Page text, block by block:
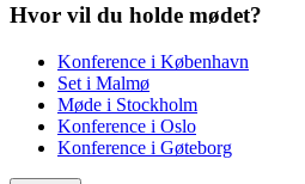
Hvor vil du holde mødet?
Konference i København
Set i Malmø
Møde i Stockholm
Konference i Oslo
Konference i Gøteborg